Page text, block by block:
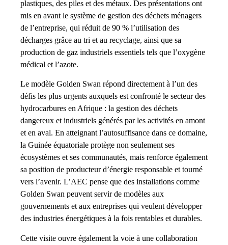
plastiques, des piles et des métaux. Des présentations ont
mis en avant le système de gestion des déchets ménagers
de l’entreprise, qui réduit de 90 % l’utilisation des
décharges grâce au tri et au recyclage, ainsi que sa
production de gaz industriels essentiels tels que l’oxygène
médical et l’azote.
Le modèle Golden Swan répond directement à l’un des
défis les plus urgents auxquels est confronté le secteur des
hydrocarbures en Afrique : la gestion des déchets
dangereux et industriels générés par les activités en amont
et en aval. En atteignant l’autosuffisance dans ce domaine,
la Guinée équatoriale protège non seulement ses
écosystèmes et ses communautés, mais renforce également
sa position de producteur d’énergie responsable et tourné
vers l’avenir. L’AEC pense que des installations comme
Golden Swan peuvent servir de modèles aux
gouvernements et aux entreprises qui veulent développer
des industries énergétiques à la fois rentables et durables.
Cette visite ouvre également la voie à une collaboration